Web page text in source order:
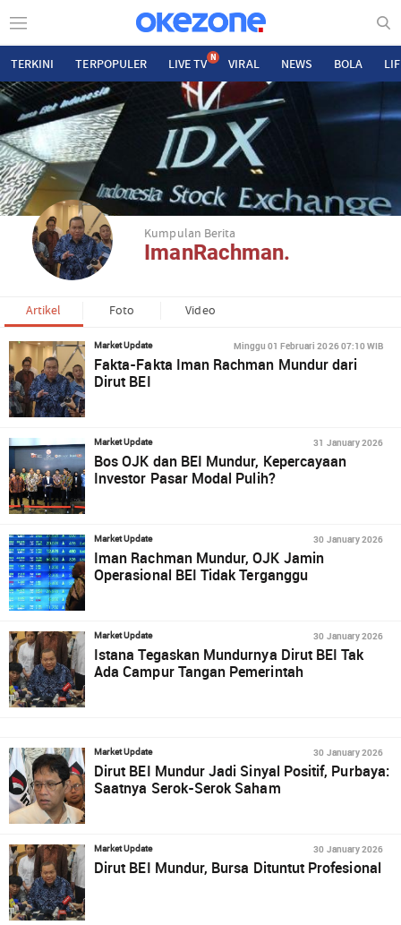
TERKINI TERPOPULER LIVE TV N VIRAL NEWS BOLA
Kumpulan Berita
ImanRachman.
Artikel Foto Video
Market Update Minggu 01 Februari 2026 07:10 WIB
Fakta-Fakta Iman Rachman Mundur dari
Dirut BEI
Market Update 31 January 2026
Bos OJK dan BEI Mundur, Kepercayaan
Investor Pasar Modal Pulih?
Market Update 30 January 2026
Iman Rachman Mundur, OJK Jamin
Operasional BEI Tidak Terganggu
Market Update 30 January 2026
Istana Tegaskan Mundurnya Dirut BEI Tak
Ada Campur Tangan Pemerintah
Market Update 30 January 2026
Dirut BEI Mundur Jadi Sinyal Positif, Purbaya:
Saatnya Serok-Serok Saham
Market Update 30 January 2026
Dirut BEI Mundur, Bursa Dituntut Profesional